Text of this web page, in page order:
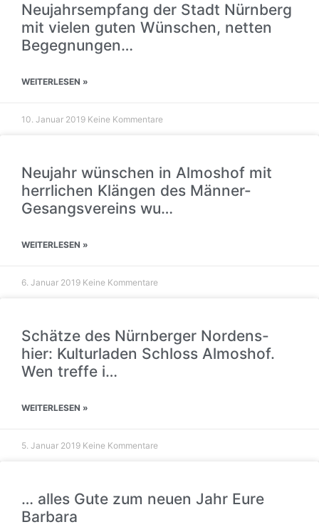
Neujahrsempfang der Stadt Nürnberg
mit vielen guten Wünschen, netten
Begegnungen…
WEITERLESEN »
10. Januar 2019 Keine Kommentare
Neujahr wünschen in Almoshof mit
herrlichen Klängen des Männer-
Gesangsvereins wu…
WEITERLESEN »
6. Januar 2019 Keine Kommentare
Schätze des Nürnberger Nordens-
hier: Kulturladen Schloss Almoshof.
Wen treffe i…
WEITERLESEN »
5. Januar 2019 Keine Kommentare
… alles Gute zum neuen Jahr Eure
Barbara